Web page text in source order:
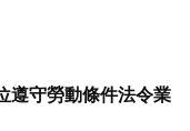
遵守勞動條件法令業